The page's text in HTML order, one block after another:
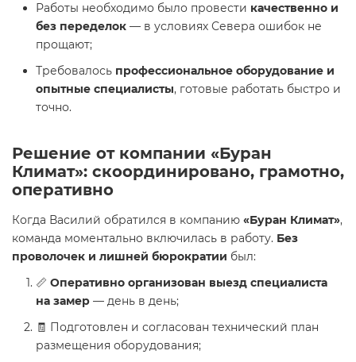
Работы необходимо было провести качественно и
без переделок — в условиях Севера ошибок не
прощают;
Требовалось профессиональное оборудование и
опытные специалисты, готовые работать быстро и
точно.
Решение от компании «Буран
Климат»: скоординировано, грамотно,
оперативно
Когда Василий обратился в компанию «Буран Климат»,
команда моментально включилась в работу. Без
проволочек и лишней бюрократии был:
📏 Оперативно организован выезд специалиста
на замер — день в день;
🧾 Подготовлен и согласован технический план
размещения оборудования;